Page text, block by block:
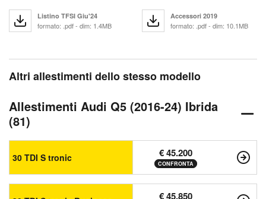
Listino TFSI Giu'24
formato: .pdf - dim: 1.4MB
Accessori 2019
formato: .pdf - dim: 10.1MB
Altri allestimenti dello stesso modello
Allestimenti Audi Q5 (2016-24) Ibrida
(81)
30 TDI S tronic € 45.200
CONFRONTA
€ 45.850